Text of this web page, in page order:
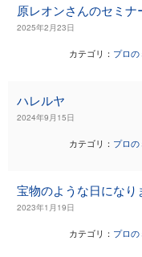
原レオンさんのセミナ
2025年2月23日
カテゴリ： プロ
ハレルヤ
2024年9月15日
カテゴリ： プロ
宝物のような日になり
2023年1月19日
カテゴリ： プロ